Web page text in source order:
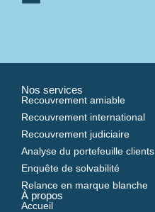
Nos services
Recouvrement amiable
Recouvrement international
Recouvrement judiciaire
Analyse du portefeuille clients
Enquête de solvabilité
Relance en marque blanche
À propos
Accueil